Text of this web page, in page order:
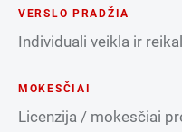
VERSLO PRADŽIA
Individuali veikla ir
MOKESČIAI
Licenzija / mokesčiai